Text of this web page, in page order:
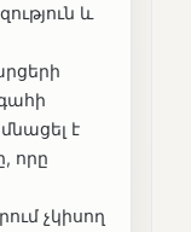
և
է
որը
չկիսող